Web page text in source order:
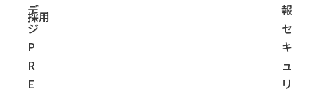
デ
ジ
P
R
E
採用
報
セ
キ
ュ
リ